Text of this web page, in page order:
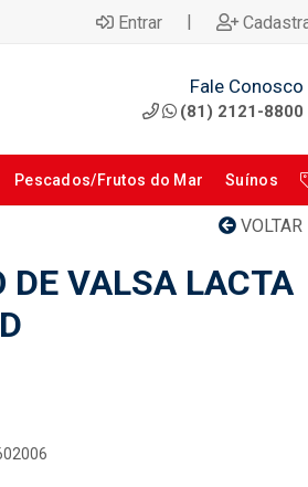
Entrar |
Fale Conosco
(81) 2121-8800
Pescados/Frutos do Mar Suínos
VOLTAR
DE VALSA LACTA